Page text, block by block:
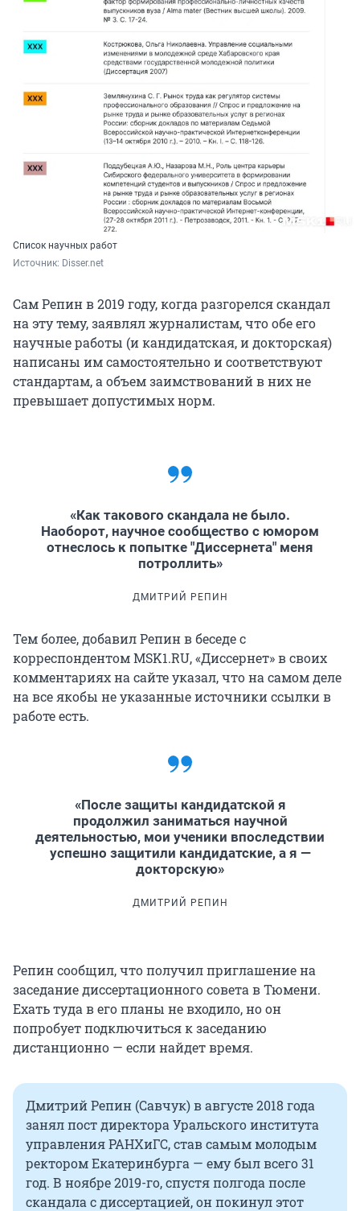
Список научных работ
Источник: Disser.net
Сам Репин в 2019 году, когда разгорелся скандал
на эту тему, заявлял журналистам, что обе его
научные работы (и кандидатская, и докторская)
написаны им самостоятельно и соответствуют
стандартам, а объем заимствований в них не
превышает допустимых норм.
«Как такового скандала не было.
Наоборот, научное сообщество с юмором
отнеслось к попытке "Диссернета" меня
потроллить»
ДМИТРИЙ РЕПИН
Тем более, добавил Репин в беседе с
корреспондентом MSK1.RU, «Диссернет» в своих
комментариях на сайте указал, что на самом деле
на все якобы не указанные источники ссылки в
работе есть.
«После защиты кандидатской я
продолжил заниматься научной
деятельностью, мои ученики впоследствии
успешно защитили кандидатские, а я —
докторскую»
ДМИТРИЙ РЕПИН
Репин сообщил, что получил приглашение на
заседание диссертационного совета в Тюмени.
Ехать туда в его планы не входило, но он
попробует подключиться к заседанию
дистанционно — если найдет время.
Дмитрий Репин (Савчук) в августе 2018 года
занял пост директора Уральского института
управления РАНХиГС, став самым молодым
ректором Екатеринбурга — ему был всего 31
год. В ноябре 2019-го, спустя полгода после
скандала с диссертацией, он покинул этот